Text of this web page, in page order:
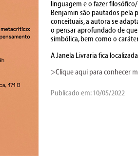
linguagem e o fazer
Benjamin são pautados pela
conceituais, a autora se
o pensar aprofundado de
simbólica, bem como o
A Janela Livraria fica
>Clique aqui para conhecer
Publicado em: 10/05/2022